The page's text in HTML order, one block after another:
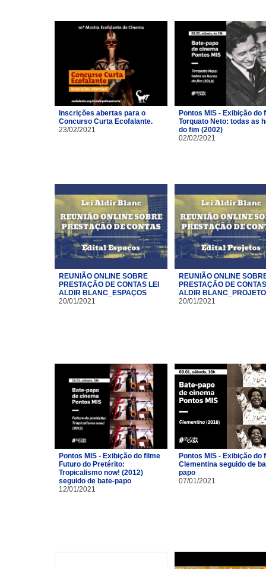
Inscrições abertas para o
Concurso Curta Ecofalante.
23/02/2021
Pontos MIS - Exibição do
Torquato Neto: todas as
do fim (2002)
02/02/2021
REUNIÃO ONLINE SOBRE
PRESTAÇÃO DE CONTAS LEI
ALDIR BLANC_ESPAÇOS
20/01/2021
REUNIÃO ONLINE
PRESTAÇÃO DE
ALDIR
20/01/2021
Pontos MIS - Exibição do filme
Futuro do Pretérito:
Tropicalismo now! (2012)
seguido de bate-papo
12/01/2021
Pontos MIS - Exibição do
Clementina seguido de
papo
07/01/2021